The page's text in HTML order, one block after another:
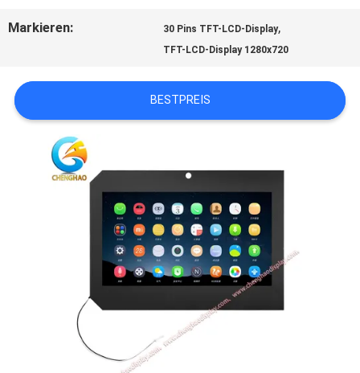
PRIVACY
POLICY
Markieren: 30 Pins TFT-LCD-Display,
TFT-LCD-Display 1280x720
BESTPREIS